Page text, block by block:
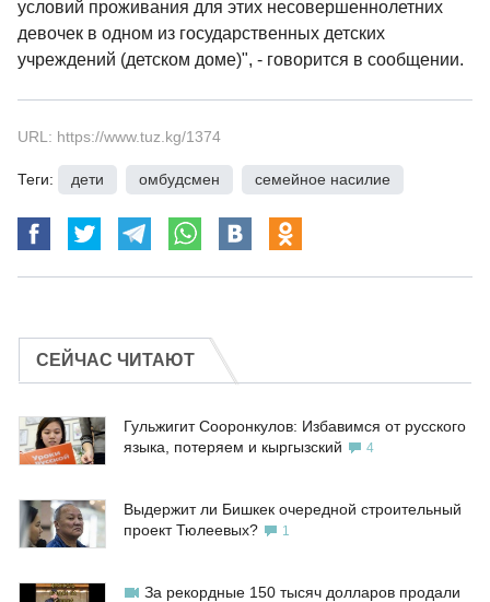
условий проживания для этих несовершеннолетних
девочек в одном из государственных детских
учреждений (детском доме)", - говорится в сообщении.
URL: https://www.tuz.kg/1374
Теги: дети омбудсмен семейное насилие
СЕЙЧАС ЧИТАЮТ
Гульжигит Сооронкулов: Избавимся от русского
языка, потеряем и кыргызский
4
Выдержит ли Бишкек очередной строительный
проект Тюлеевых?
1
За рекордные 150 тысяч долларов продали